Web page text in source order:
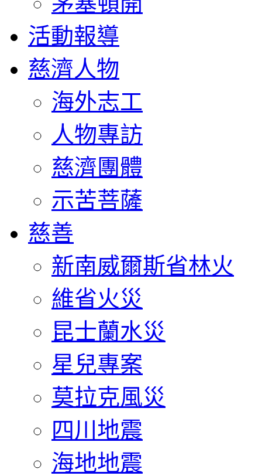
活動報導
慈濟人物
海外志工
人物專訪
慈濟團體
示苦菩薩
慈善
新南威爾斯省林火
維省火災
昆士蘭水災
星兒專案
莫拉克風災
四川地震
海地地震